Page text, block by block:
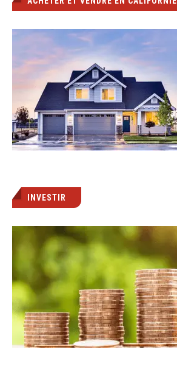
INVESTIR